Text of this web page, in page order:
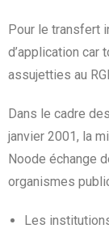
Pour le transfert
d’application car
assujetties au
Dans le cadre
janvier 2001, la
Noode échange
organismes
Les